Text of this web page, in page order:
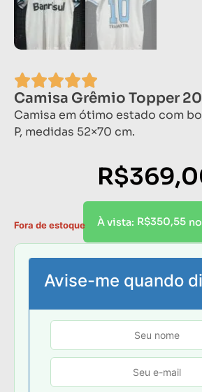
Camisa Grêmio Topper
Camisa em ótimo estado com
P, medidas 52×70 cm.
R$
À vista: R$350,55
Fora de estoque
Avise-me quando